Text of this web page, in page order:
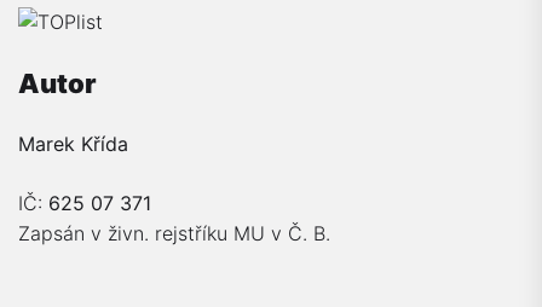
Autor
Marek Křída
IČ: 625 07 371
Zapsán v živn. rejstříku MU v Č. B.